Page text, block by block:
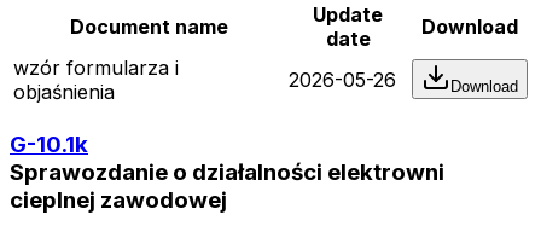
Document name
Update
date
Download
wzór formularza i
objaśnienia
2026-05-26 Download
G-10.1k
Sprawozdanie o działalności elektrowni
cieplnej zawodowej